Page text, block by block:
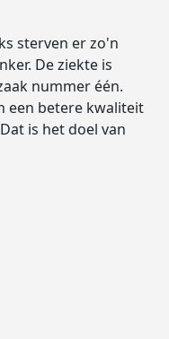
sterven er zo'n
De ziekte is
nummer één.
een betere kwaliteit
is het doel van